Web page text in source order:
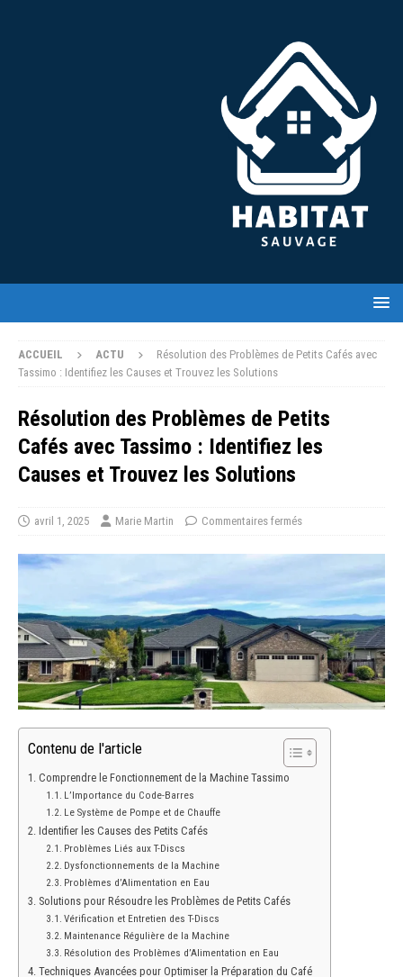
ACCUEIL ACTU
Résolution des Problèmes de Petits Cafés avec
Tassimo : Identifiez les Causes et Trouvez les Solutions
Résolution des Problèmes de Petits
Cafés avec Tassimo : Identifiez les
Causes et Trouvez les Solutions
avril 1, 2025 Marie Martin Commentaires fermés
Contenu de l'article
Comprendre le Fonctionnement de la Machine Tassimo
L’Importance du Code-Barres
Le Système de Pompe et de Chauffe
Identifier les Causes des Petits Cafés
Problèmes Liés aux T-Discs
Dysfonctionnements de la Machine
Problèmes d’Alimentation en Eau
Solutions pour Résoudre les Problèmes de Petits Cafés
Vérification et Entretien des T-Discs
Maintenance Régulière de la Machine
Résolution des Problèmes d’Alimentation en Eau
Techniques Avancées pour Optimiser la Préparation du Café